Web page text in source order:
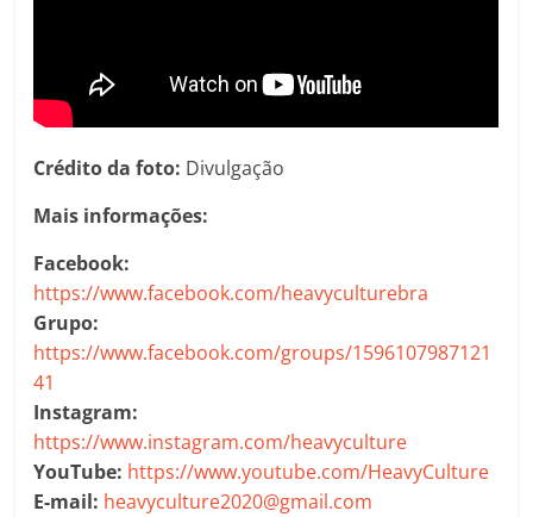
Crédito da foto: Divulgação
Mais informações:
Facebook:
https://www.facebook.com/heavyculturebra
Grupo:
https://www.facebook.com/groups/1596107987121
41
Instagram:
https://www.instagram.com/heavyculture
YouTube: https://www.youtube.com/HeavyCulture
E-mail: heavyculture2020@gmail.com